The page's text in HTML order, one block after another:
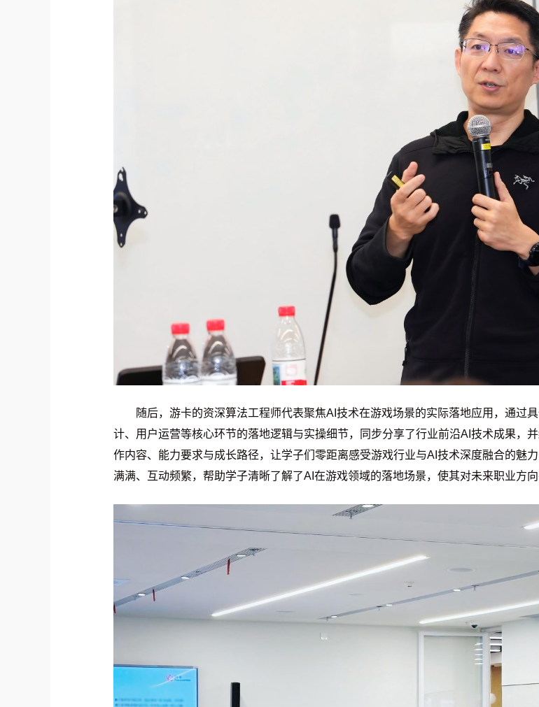
随后，游卡的资深算法工程师代表聚焦AI技术在游戏场景的实际落地应用，通过
计、用户运营等核心环节的落地逻辑与实操细节，同步分享了行业前沿AI技术成果，
作内容、能力要求与成长路径，让学子们零距离感受游戏行业与AI技术深度融合的魅
满满、互动频繁，帮助学子清晰了解了AI在游戏领域的落地场景，使其对未来职业方向